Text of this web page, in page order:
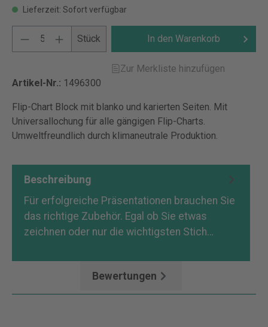
Lieferzeit: Sofort verfügbar
Stück In den Warenkorb
Zur Merkliste hinzufügen
Artikel-Nr.: 1496300
Flip-Chart Block mit blanko und karierten Seiten. Mit
Universallochung für alle gängigen Flip-Charts.
Umweltfreundlich durch klimaneutrale Produktion.
Beschreibung
Für erfolgreiche Präsentationen brauchen Sie
das richtige Zubehör. Egal ob Sie etwas
zeichnen oder nur die wichtigsten Stich…
Bewertungen